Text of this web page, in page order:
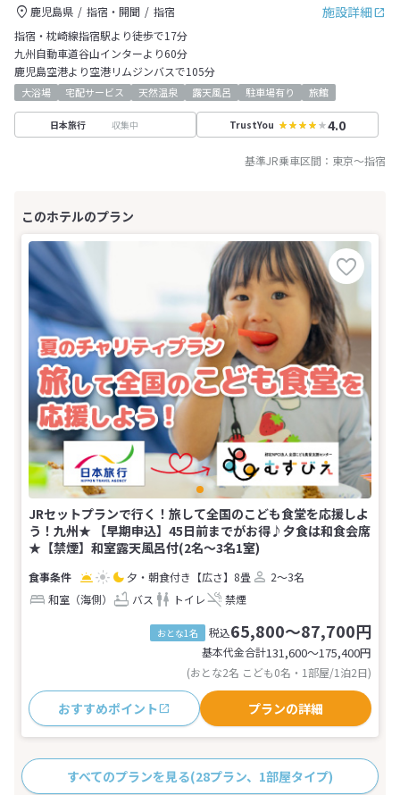
施設詳細
鹿児島県 指宿・開聞
指宿
指宿・枕崎線指宿駅より徒歩で17分
九州自動車道谷山インターより60分
鹿児島空港より空港リムジンバスで105分
大浴場 宅配サービス 天然温泉 露天風呂 駐車場有り 旅館
日本旅行 収集中 TrustYou 4.0
基準JR乗車区間： 東京～指宿
JRセットプランで行く！旅して全国のこども食堂を応援しよ
う！九州★ 【早期申込】45日前までがお得♪夕食は和食会席
★【禁煙】和室露天風呂付(2名～3名1室)
夕・朝食付き 【広さ】8畳
2～3名
和室（海側）
バス トイレ 禁煙
おとな1名 税込65,800～87,700円
基本代金合計131,600〜175,400円
(おとな2名 こども0名・1部屋/1泊2日)
おすすめポイント プランの詳細
すべてのプランを見る(28プラン、1部屋タイプ)